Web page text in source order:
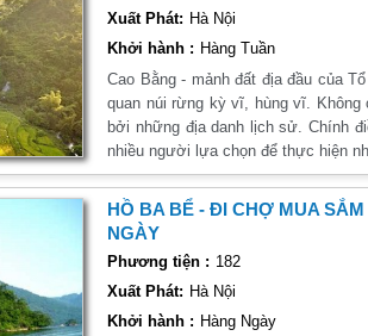
Xuất Phát: Hà Nội
Khởi hành : Hàng Tuần
Cao Bằng - mảnh đất địa đầu của
quan núi rừng kỳ vĩ, hùng vĩ. Không
bởi những địa danh lịch sử. Chính
nhiều người lựa chọn để thực hiện
đến Cao Bằng, bạn có thể không
lựa chọn điểm tham quan cho
thăm quan cơ hội trải nghiệm và
HỒ BA BỂ - ĐI CHỢ MUA
NGÀY
Phương tiện : 182
Xuất Phát: Hà Nội
Khởi hành : Hàng Ngày